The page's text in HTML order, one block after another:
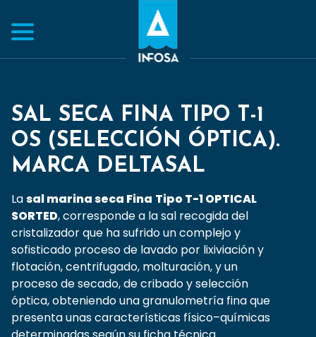
SAL SECA FINA TIPO T-1
OS (SELECCIÓN ÓPTICA).
MARCA DELTASAL
Lasal marina seca Fina Tipo T-1 OPTICAL
SORTED, corresponde a la sal recogida del
cristalizador que ha sufrido un complejo y
sofisticado proceso de lavado por lixiviación y
flotación, centrifugado, molturación, y un
proceso de secado, de cribado y selección
óptica, obteniendo una granulometría fina que
presenta unas características físico–químicas